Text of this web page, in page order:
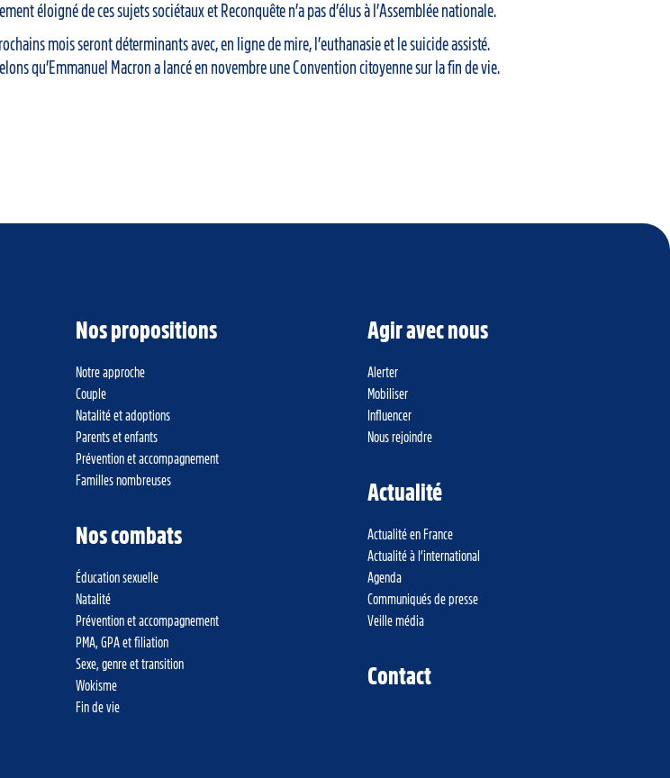
éloigné de ces sujets sociétaux et Reconquête n’a pas d’élus à l’Assemblée nationale.
mois seront déterminants avec, en ligne de mire, l’euthanasie et le suicide assisté.
qu’Emmanuel Macron a lancé en novembre une Convention citoyenne sur la fin de vie.
Nos propositions
Notre approche
Couple
Natalité et adoptions
Parents et enfants
Prévention et accompagnement
Familles nombreuses
Nos combats
Éducation sexuelle
Natalité
Prévention et accompagnement
PMA, GPA et filiation
Sexe, genre et transition
Wokisme
Fin de vie
Agir avec nous
Alerter
Mobiliser
Influencer
Nous rejoindre
Actualité
Actualité en France
Actualité à l’international
Agenda
Communiqués de presse
Veille média
Contact